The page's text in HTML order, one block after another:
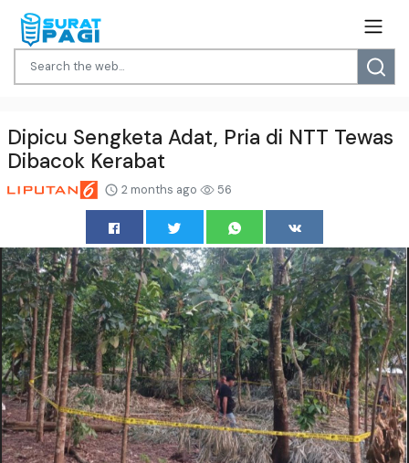
Dipicu Sengketa Adat, Pria di NTT Tewas
Dibacok Kerabat
2 months ago 56